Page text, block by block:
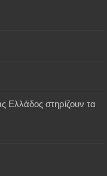
Ελλάδος στηρίζουν τα